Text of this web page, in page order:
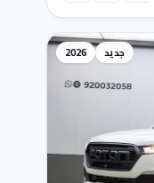
جديد 2026